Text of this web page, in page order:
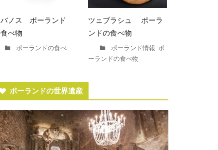
ノス ポーランド
べ物
ポーランドの食べ
ツェブラシュ ポーラ
ンドの食べ物
ポーランド情報,ポ
ーランドの食べ物
ポーランドの世界遺産